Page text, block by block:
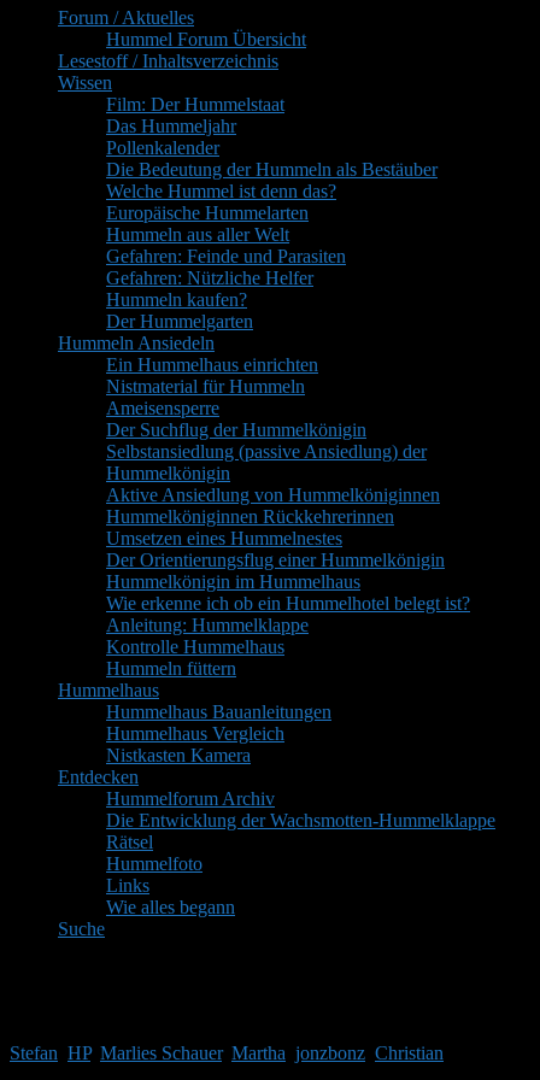
Widgetbereich
Forum / Aktuelles
Hummel Forum Übersicht
Lesestoff / Inhaltsverzeichnis
Wissen
Film: Der Hummelstaat
Das Hummeljahr
Pollenkalender
Die Bedeutung der Hummeln als Bestäuber
Welche Hummel ist denn das?
Europäische Hummelarten
Hummeln aus aller Welt
Gefahren: Feinde und Parasiten
Gefahren: Nützliche Helfer
Hummeln kaufen?
Der Hummelgarten
Hummeln Ansiedeln
Ein Hummelhaus einrichten
Nistmaterial für Hummeln
Ameisensperre
Der Suchflug der Hummelkönigin
Selbstansiedlung (passive Ansiedlung) der
Hummelkönigin
Aktive Ansiedlung von Hummelköniginnen
Hummelköniginnen Rückkehrerinnen
Umsetzen eines Hummelnestes
Der Orientierungsflug einer Hummelkönigin
Hummelkönigin im Hummelhaus
Wie erkenne ich ob ein Hummelhotel belegt ist?
Anleitung: Hummelklappe
Kontrolle Hummelhaus
Hummeln füttern
Hummelhaus
Hummelhaus Bauanleitungen
Hummelhaus Vergleich
Nistkasten Kamera
Entdecken
Hummelforum Archiv
Die Entwicklung der Wachsmotten-Hummelklappe
Rätsel
Hummelfoto
Links
Wie alles begann
Suche
Stefan HP, Marlies Schauer, Martha jonzbonz Christian